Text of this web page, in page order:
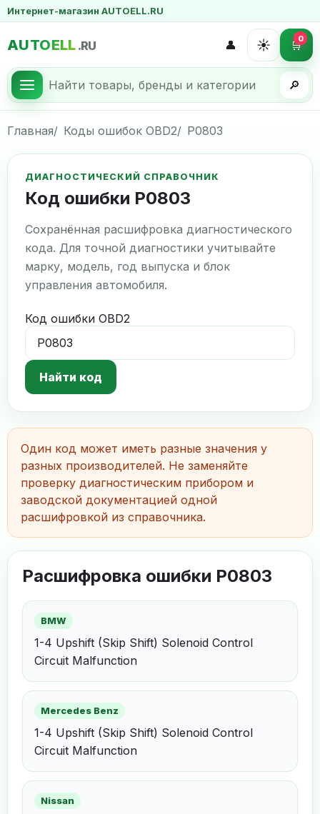
Интернет-магазин AUTOELL.RU
AUTOELL .RU
🔎
👤 ☀️ 🛒0
Главная Коды ошибок OBD2 P0803
ДИАГНОСТИЧЕСКИЙ СПРАВОЧНИК
Код ошибки P0803
Сохранённая расшифровка диагностического
кода. Для точной диагностики учитывайте
марку, модель, год выпуска и блок
управления автомобиля.
Код ошибки OBD2
Найти код
Один код может иметь разные значения у
разных производителей. Не заменяйте
проверку диагностическим прибором и
заводской документацией одной
расшифровкой из справочника.
Расшифровка ошибки P0803
BMW
1-4 Upshift (Skip Shift) Solenoid Control
Circuit Malfunction
Mercedes Benz
1-4 Upshift (Skip Shift) Solenoid Control
Circuit Malfunction
Nissan